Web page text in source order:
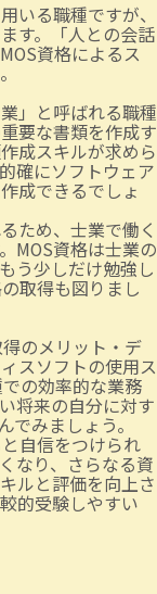
いる職種ですが、
す。「人との会話
資格によるス
」と呼ばれる職種
要な書類を作成す
成スキルが求めら
確にソフトウェア
成できるでしょ
ため、士業で働く
MOS資格は士業の
う少しだけ勉強し
取得も図りまし
のメリット・デ
スソフトの使用ス
の効率的な業務
将来の自分に対す
みましょう。
自信をつけられ
なり、さらなる資
ルと評価を向上さ
的受験しやすい